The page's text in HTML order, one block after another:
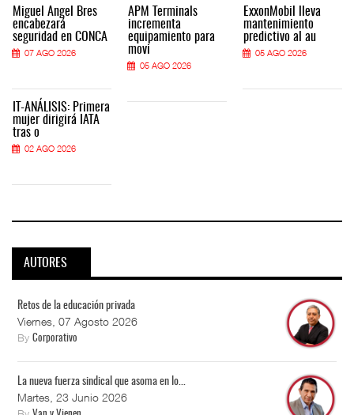
Miguel Ángel Bres
encabezará
seguridad en CONCA
07 AGO 2026
IT-ANÁLISIS: Primera
mujer dirigirá IATA
tras o
02 AGO 2026
APM Terminals
incrementa
equipamiento para
movi
05 AGO 2026
ExxonMobil lleva
mantenimiento
predictivo al au
05 AGO 2026
AUTORES
Retos de la educación privada
Viernes, 07 Agosto 2026
By Corporativo
La nueva fuerza sindical que asoma en lo...
Martes, 23 Junio 2026